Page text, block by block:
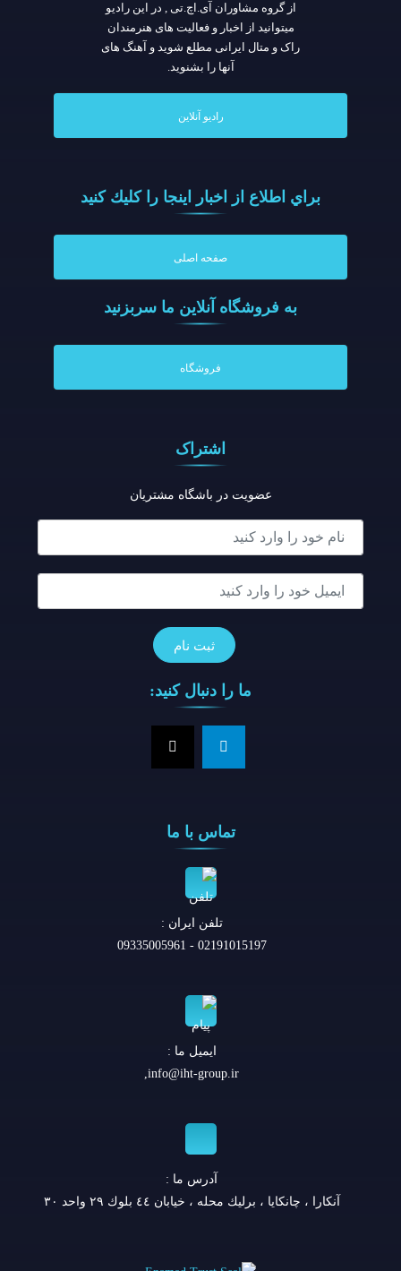
از گروه مشاوران آی.اچ.تی , در این رادیو
میتوانید از اخبار و فعالیت های هنرمندان
راک و متال ایرانی مطلع شوید و آهنگ های
آنها را بشنوید.
رادیو آنلاین
براي اطلاع از اخبار اينجا را كليك كنيد
صفحه اصلی
به فروشگاه آنلاين ما سربزنيد
فروشگاه
اشتراک
عضویت در باشگاه مشتریان
ما را دنبال کنید:
تماس با ما
تلفن ايران :
02191015197 - 09335005961
ایمیل ما :
info@iht-group.ir
,
آدرس ما :
آنكارا ، چانكايا ، برليك محله ، خيابان ٤٤ بلوك ٢٩ واحد ٣٠